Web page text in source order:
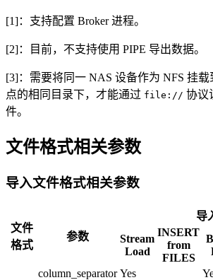
[1]：支持配置 Broker 进程。
[2]：目前，不支持使用 PIPE 导出数据。
[3]：需要将同一 NAS 设备作为 NFS 挂
点的相同目录下，才能通过 file:// 协议
件。
文件格式相关参数
导入文件格式相关参数
文件
格式
参数
导
Stream
Load
INSERT
from
FILES
column_separator Yes